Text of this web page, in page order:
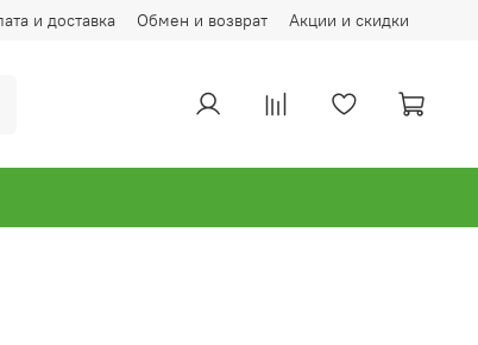
и доставка Обмен и возврат Акции и скидки